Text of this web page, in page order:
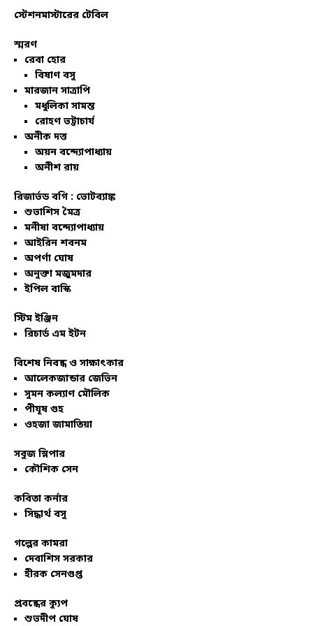
স্টেশনমাস্টারের টেবিল
স্মরণ
রেবা হোর
বিষাণ বসু
মারজান সাত্রাপি
মধুলিকা সামন্ত
রোহণ ভট্টাচার্য
অনীক দত্ত
অয়ন বন্দ্যোপাধ্যায়
অনীশ রায়
রিজার্ভড বগি : ভোটব্যাঙ্ক
শুভাশিস মৈত্র
মনীষা বন্দ্যোপাধ্যায়
আইরিন শবনম
অপর্ণা ঘোষ
অনুক্তা মজুমদার
ইপিল বাস্কি
স্টিম ইঞ্জিন
রিচার্ড এম ইটন
বিশেষ নিবন্ধ ও সাক্ষাৎকার
আলেকজান্ডার জেভিন
সুমন কল্যাণ মৌলিক
পীযূষ গুহ
ওহজা জামাতিয়া
সবুজ স্লিপার
কৌশিক সেন
কবিতা কর্নার
সিদ্ধার্থ বসু
গল্পের কামরা
দেবাশিস সরকার
হীরক সেনগুপ্ত
প্রবন্ধের ক্যুপ
শুভদীপ ঘোষ